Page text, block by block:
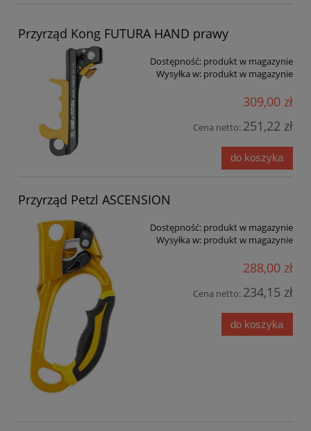
Przyrząd Kong FUTURA HAND prawy
Dostępność: produkt w magazynie
Wysyłka w: produkt w magazynie
309,00 zł
Cena netto: 251,22 zł
do koszyka
Przyrząd Petzl ASCENSION
Dostępność: produkt w magazynie
Wysyłka w: produkt w magazynie
288,00 zł
Cena netto: 234,15 zł
do koszyka